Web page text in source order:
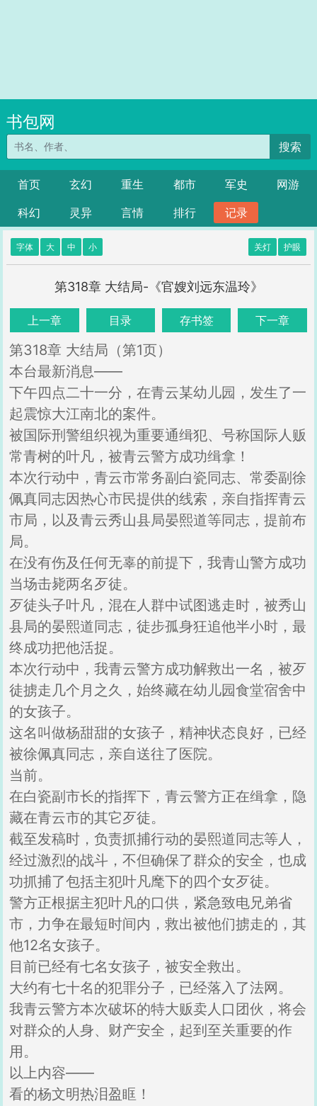
书包网
搜索
首页 玄幻 重生 都市 军史
网游
科幻
灵异 言情 排行 记录
字体 大 中 小 关灯 护眼
第318章 大结局-《官嫂刘远东温玲》
上一章 目录 存书签 下一章
第318章 大结局（第1页）
本台最新消息——
下午四点二十一分，在青云某幼儿园，发生了一
起震惊大江南北的案件。
被国际刑警组织视为重要通缉犯、号称国际人贩
常青树的叶凡，被青云警方成功缉拿！
本次行动中，青云市常务副白瓷同志、常委副徐
佩真同志因热心市民提供的线索，亲自指挥青云
市局，以及青云秀山县局晏熙道等同志，提前布
局。
在没有伤及任何无辜的前提下，我青山警方成功
当场击毙两名歹徒。
歹徒头子叶凡，混在人群中试图逃走时，被秀山
县局的晏熙道同志，徒步孤身狂追他半小时，最
终成功把他活捉。
本次行动中，我青云警方成功解救出一名，被歹
徒掳走几个月之久，始终藏在幼儿园食堂宿舍中
的女孩子。
这名叫做杨甜甜的女孩子，精神状态良好，已经
被徐佩真同志，亲自送往了医院。
当前。
在白瓷副市长的指挥下，青云警方正在缉拿，隐
藏在青云市的其它歹徒。
截至发稿时，负责抓捕行动的晏熙道同志等人，
经过激烈的战斗，不但确保了群众的安全，也成
功抓捕了包括主犯叶凡麾下的四个女歹徒。
警方正根据主犯叶凡的口供，紧急致电兄弟省
市，力争在最短时间内，救出被他们掳走的，其
他12名女孩子。
目前已经有七名女孩子，被安全救出。
大约有七十名的犯罪分子，已经落入了法网。
我青云警方本次破坏的特大贩卖人口团伙，将会
对群众的人身、财产安全，起到至关重要的作
用。
以上内容——
看的杨文明热泪盈眶！